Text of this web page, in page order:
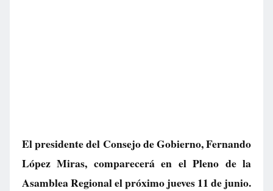
El presidente del Consejo de Gobierno, Fernando
López Miras, comparecerá en el Pleno de la
Asamblea Regional el próximo jueves 11 de junio.